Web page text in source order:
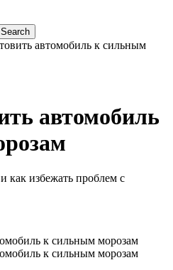
Search
автомобиль к сильным
автомобиль
как избежать проблем с